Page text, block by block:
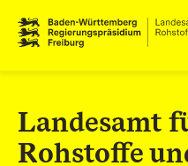
Landesamt
Rohstoffe